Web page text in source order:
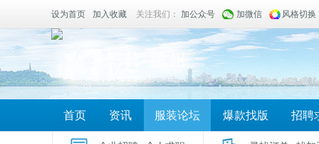
设为首页 加入收藏 关注我们： 加公众号 加微信 风格切换
首页 资讯 服装论坛 爆款找版 招聘